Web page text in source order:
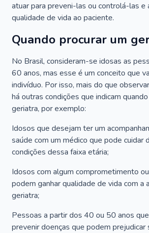
atuar para preveni-las ou controlá-las e
qualidade de vida ao paciente.
Quando procurar um
No Brasil, consideram-se idosas as
60 anos, mas esse é um conceito que
indivíduo. Por isso, mais do que
há outras condições que indicam
geriatra, por exemplo:
Idosos que desejam ter um
saúde com um médico que pode cuidar
condições dessa faixa etária;
Idosos com algum comprometimento
podem ganhar qualidade de vida com a
geriatra;
Pessoas a partir dos 40 ou 50 anos
prevenir doenças que podem